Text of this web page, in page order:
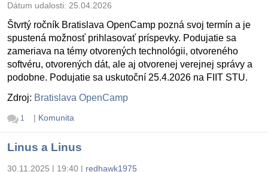
Dátum udalosti: 25.04.2026
Štvrtý ročník Bratislava OpenCamp pozná svoj termín a je
spustená možnosť prihlasovať príspevky. Podujatie sa
zameriava na témy otvorených technológii, otvoreného
softvéru, otvorených dát, ale aj otvorenej verejnej správy a
podobne. Podujatie sa uskutoční 25.4.2026 na FIIT STU.
Zdroj: Bratislava OpenCamp
1 | Komunita
Linus a Linus
30.11.2025 | 19:40 | redhawk1975